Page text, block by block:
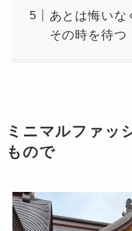
あとは悔いな
その時を待つ
ミニマルファッ
もので